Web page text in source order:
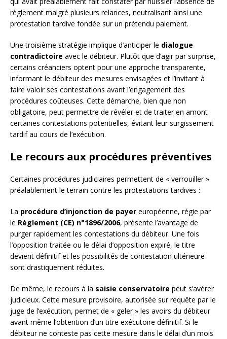
règlement malgré plusieurs relances, neutralisant ainsi une
protestation tardive fondée sur un prétendu paiement.
Une troisième stratégie implique d’anticiper le dialogue
contradictoire avec le débiteur. Plutôt que d’agir par surprise,
certains créanciers optent pour une approche transparente,
informant le débiteur des mesures envisagées et l’invitant à
faire valoir ses contestations avant l’engagement des
procédures coûteuses. Cette démarche, bien que non
obligatoire, peut permettre de révéler et de traiter en amont
certaines contestations potentielles, évitant leur surgissement
tardif au cours de l’exécution.
Le recours aux procédures préventives
Certaines procédures judiciaires permettent de « verrouiller »
préalablement le terrain contre les protestations tardives :
La procédure d’injonction de payer européenne, régie par
le Règlement (CE) n°1896/2006, présente l’avantage de
purger rapidement les contestations du débiteur. Une fois
l’opposition traitée ou le délai d’opposition expiré, le titre
devient définitif et les possibilités de contestation ultérieure
sont drastiquement réduites.
De même, le recours à la saisie conservatoire peut s’avérer
judicieux. Cette mesure provisoire, autorisée sur requête par le
juge de l’exécution, permet de « geler » les avoirs du débiteur
avant même l’obtention d’un titre exécutoire définitif. Si le
débiteur ne conteste pas cette mesure dans le délai d’un mois